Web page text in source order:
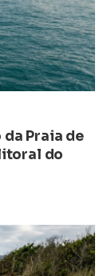
Praia de
do